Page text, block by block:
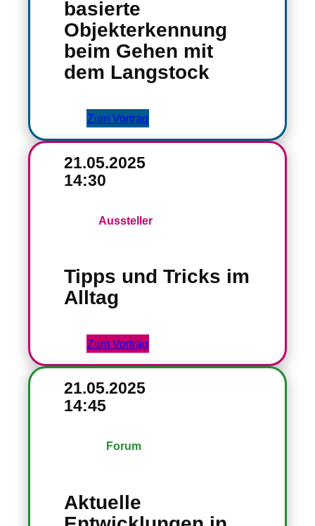
basierte
Objekterkennung
beim Gehen mit
dem Langstock
Zum Vortrag
21.05.2025
14:30
Aussteller
Tipps und Tricks im
Alltag
Zum Vortrag
21.05.2025
14:45
Forum
Aktuelle